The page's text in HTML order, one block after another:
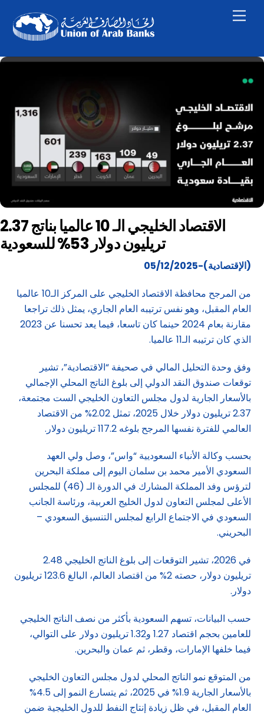
content
الاقتصاد الخليجي الـ 10 عالميا بناتج 2.37
تريليون دولار 53% للسعودية
(الإقتصادية)-05/12/2025
من المرجح محافظة الاقتصاد الخليجي على المركز الـ10 عالميا
العام المقبل، وهو نفس ترتيبه العام الجاري، يمثل ذلك تراجعا
مقارنة بعام 2024 حينما كان تاسعا، فيما يعد تحسنا عن 2023
الذي كان ترتيبه الـ11 عالميا.
وفق وحدة التحليل المالي في صحيفة “الاقتصادية”، تشير
توقعات صندوق النقد الدولي إلى بلوغ الناتج المحلي الإجمالي
بالأسعار الجارية لدول مجلس التعاون الخليجي الست مجتمعة،
2.37 تريليون دولار خلال 2025، تمثل 2.02% من الاقتصاد
العالمي للفترة نفسها المرجح بلوغه 117.2 تريليون دولار.
بحسب وكالة الأنباء السعوديية “واس”، وصل ولي العهد
السعودي الأمير محمد بن سلمان اليوم إلى مملكة البحرين
لترؤس وفد المملكة المشارك في الدورة الـ (46) للمجلس
الأعلى لمجلس التعاون لدول الخليج العربية، ورئاسة الجانب
السعودي في الاجتماع الرابع لمجلس التنسيق السعودي –
البحريني.
في 2026، تشير التوقعات إلى بلوغ الناتج الخليجي 2.48
تريليون دولار، حصته 2% من اقتصاد العالم، البالغ 123.6 تريليون
دولار.
حسب البيانات، تسهم السعودية بأكثر من نصف الناتج الخليجي
للعامين بحجم اقتصاد 1.27 و1.32 تريليون دولار على التوالي،
فيما خلفها الإمارات، وقطر، ثم عمان والبحرين.
من المتوقع نمو الناتج المحلي لدول مجلس التعاون الخليجي
بالأسعار الجارية 1.9% في 2025، ثم يتسارع النمو إلى 4.5%
العام المقبل، في ظل زيادة إنتاج النفط للدول الخليجية ضمن